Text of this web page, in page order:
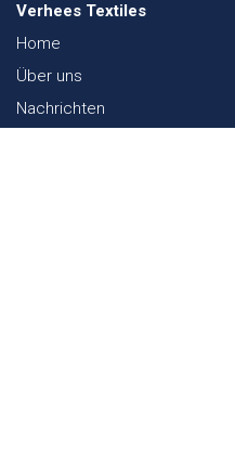
Verhees Textiles
Home
Über uns
Nachrichten